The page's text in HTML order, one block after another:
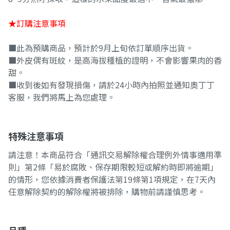
★訂購注意事項
■此為預購商品，預計於9月上旬依訂單順序出貨。
■外皮偶有斑紋，是高海拔種植的證明，不會影響果肉的香
甜。
■收到後如有發現損傷，請於24小時內拍照並通知奧丁丁
客服，我們將馬上為您處理。
特殊注意事項
請注意！本商品符合「通訊交易解除權合理例外情事適用準
則」第2條「易於腐敗、保存期限較短或解約時即將逾期」
的情形，您依據消費者保護法第19條第1項規定，在7天內
任意解除契約的解除權將被排除，購物前請謹慎思考。